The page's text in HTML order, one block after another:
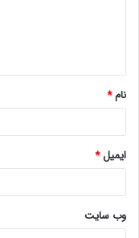
*
نام*
ایمیل*
وب‌ سایت